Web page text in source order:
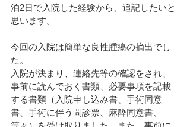
泊2日で入院した経験から、追記したいと
思います。
今回の入院は簡単な良性腫瘍の摘出でし
た。
入院が決まり、連絡先等の確認をされ、
事前に読んでおく書類、必要事項を記載
する書類（入院申し込み書、手術同意
書、手術に伴う問診票、麻酔同意書、